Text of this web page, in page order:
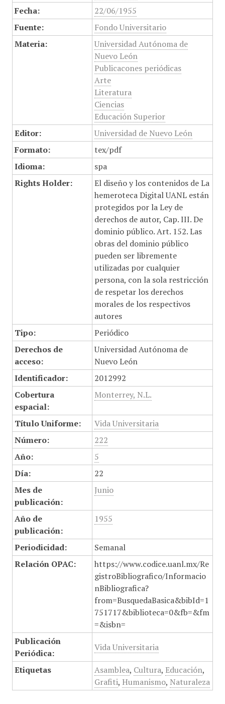
Fecha:
22/06/1955
Fuente:
Fondo Universitario
Materia:
Universidad Autónoma de
Nuevo León
Publicacones periódicas
Arte
Literatura
Ciencias
Educación Superior
Editor:
Universidad de Nuevo León
Formato:
tex/pdf
Idioma:
spa
Rights Holder:
El diseño y los contenidos de La
hemeroteca Digital UANL están
protegidos por la Ley de
derechos de autor, Cap. III. De
dominio público. Art. 152. Las
obras del dominio público
pueden ser libremente
utilizadas por cualquier
persona, con la sola restricción
de respetar los derechos
morales de los respectivos
autores
Tipo:
Periódico
Derechos de
acceso:
Universidad Autónoma de
Nuevo León
Identificador:
2012992
Cobertura
espacial:
Monterrey, N.L.
Título Uniforme:
Vida Universitaria
Número:
222
Año:
5
Día:
22
Mes de
publicación:
Junio
Año de
publicación:
1955
Periodicidad:
Semanal
Relación OPAC:
https://www.codice.uanl.mx/Re
gistroBibliografico/Informacio
nBibliografica?
from=BusquedaBasica&bibId=1
751717&biblioteca=0&fb=&fm
=&isbn=
Publicación
Periódica:
Vida Universitaria
Etiquetas Asamblea, Cultura, Educación,
Grafiti, Humanismo, Naturaleza